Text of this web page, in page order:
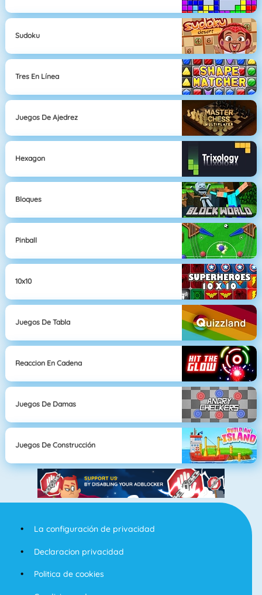
Sudoku
Tres En Línea
Juegos De Ajedrez
Hexagon
Bloques
Pinball
10x10
Juegos De Tabla
Reaccion En Cadena
Juegos De Damas
Juegos De Construcción
La configuración de privacidad
Declaracion privacidad
Politica de cookies